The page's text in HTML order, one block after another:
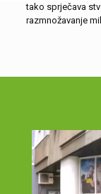
tako sprječava
razmnožavanje